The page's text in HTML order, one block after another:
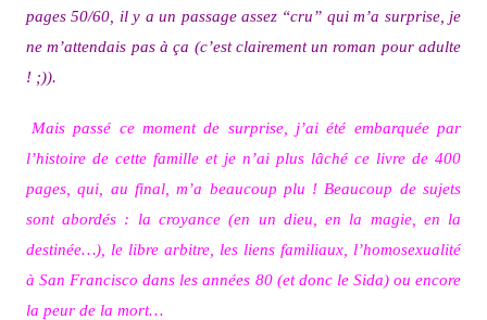
pages 50/60, il y a un passage assez “cru” qui m’a surprise, je
ne m’attendais pas à ça (c’est clairement un roman pour adulte
! ;)).
Mais passé ce moment de surprise, j’ai été embarquée par
l’histoire de cette famille et je n’ai plus lâché ce livre de 400
pages, qui, au final, m’a beaucoup plu ! Beaucoup de sujets
sont abordés : la croyance (en un dieu, en la magie, en la
destinée…), le libre arbitre, les liens familiaux, l’homosexualité
à San Francisco dans les années 80 (et donc le Sida) ou encore
la peur de la mort…